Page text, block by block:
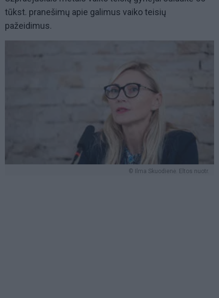
tūkst. pranešimų apie galimus vaiko teisių
pažeidimus.
© Ilma Skuodienė. Eltos nuotr.